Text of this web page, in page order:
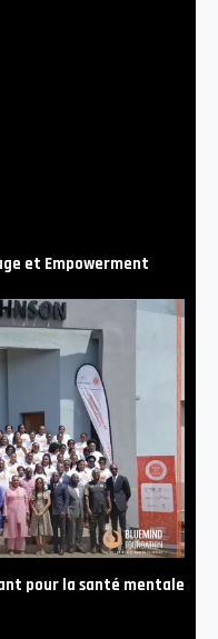
et Empowerment
pour la santé mentale